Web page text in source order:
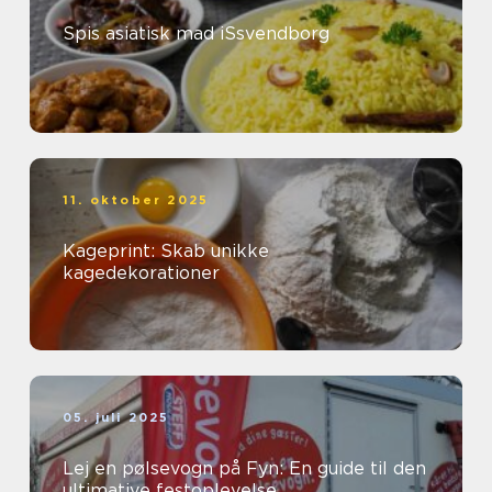
Spis asiatisk mad iSsvendborg
11. oktober 2025
Kageprint: Skab unikke
kagedekorationer
05. juli 2025
Lej en pølsevogn på Fyn: En guide til den